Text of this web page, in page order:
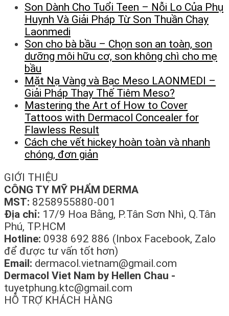
Son Dành Cho Tuổi Teen – Nỗi Lo Của Phụ
Huynh Và Giải Pháp Từ Son Thuần Chay
Laonmedi
Son cho bà bầu – Chọn son an toàn, son
dưỡng môi hữu cơ, son không chì cho mẹ
bầu
Mặt Nạ Vàng và Bạc Meso LAONMEDI –
Giải Pháp Thay Thế Tiêm Meso?
Mastering the Art of How to Cover
Tattoos with Dermacol Concealer for
Flawless Result
Cách che vết hickey hoàn toàn và nhanh
chóng, đơn giản
GIỚI THIỆU
CÔNG TY MỸ PHẨM DERMA
MST: 8258955880-001
Địa chỉ: 17/9 Hoa Bằng, P.Tân Sơn Nhì, Q.Tân
Phú, TP.HCM
Hotline: 0938 692 886 (Inbox Facebook, Zalo
để được tư vấn tốt hơn)
Email: dermacol.vietnam@gmail.com
Dermacol Viet Nam by Hellen Chau -
tuyetphung.ktc@gmail.com
HỖ TRỢ KHÁCH HÀNG